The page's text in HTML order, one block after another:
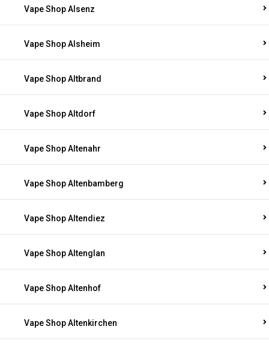
Vape Shop Alsenz
Vape Shop Alsheim
Vape Shop Altbrand
Vape Shop Altdorf
Vape Shop Altenahr
Vape Shop Altenbamberg
Vape Shop Altendiez
Vape Shop Altenglan
Vape Shop Altenhof
Vape Shop Altenkirchen